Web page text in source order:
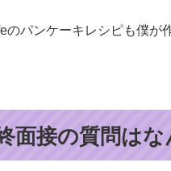
のパンケーキレシピも僕が
面接の質問はな